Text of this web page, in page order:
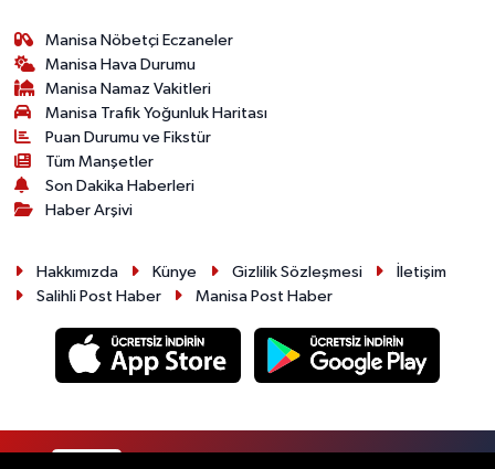
Manisa Nöbetçi Eczaneler
Manisa Hava Durumu
Manisa Namaz Vakitleri
Manisa Trafik Yoğunluk Haritası
Puan Durumu ve Fikstür
Tüm Manşetler
Son Dakika Haberleri
Haber Arşivi
Hakkımızda Künye Gizlilik Sözleşmesi
İletişim
Salihli Post Haber
Manisa Post Haber